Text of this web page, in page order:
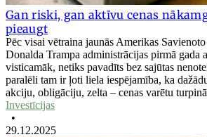
Gan riski, gan aktīvu cenas
pieaugt
Pēc visai vētraina jaunās Amerikas
Donalda Trampa administrācijas pirmā gada
visticamāk, netiks pavadīts bez sajūtas
paralēli tam ir ļoti liela iespējamība, ka
akciju, obligāciju, zelta – cenas varētu
Investīcijas
•
29.12.2025